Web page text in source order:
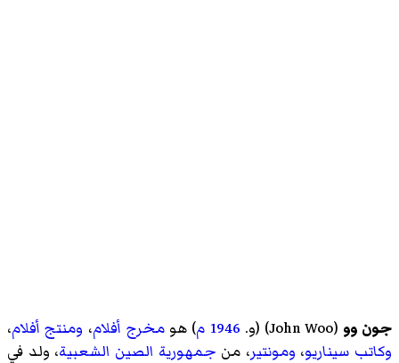
جون وو (
John Woo)‏ (و. 1946 م) هومخرج أفلام، ومنتج أفلام،
وكاتب سيناريو، ومونتير، من جمهورية الصين الشعبية، ولد في